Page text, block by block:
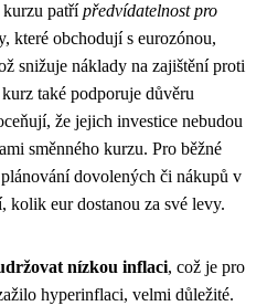
patřípředvídatelnost pro
které obchodují s eurozónou,
snižuje náklady na zajištění proti
také podporuje důvěru
že jejich investice nebudou
směnného kurzu. Pro běžné
dovolených či nákupů v
kolik eur dostanou za své levy.
nízkou inflaci, což je pro
hyperinflaci, velmi důležité.